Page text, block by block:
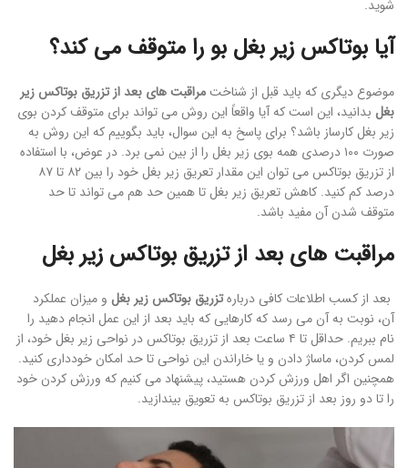
شوید.
آیا بوتاکس زیر بغل بو را متوقف می کند؟
موضوع دیگری که باید قبل از شناختمراقبت های بعد از تزریق بوتاکس زیر
بغل بدانید، این است که آیا واقعاً این روش می تواند برای متوقف کردن بوی
زیر بغل کارساز باشد؟ برای پاسخ به این سوال، باید بگوییم که این روش به
صورت ۱۰۰ درصدی همه بوی زیر بغل را از بین نمی برد. در عوض، با استفاده
از تزریق بوتاکس می توان این مقدار تعریق زیر بغل خود را بین ۸۲ تا ۸۷
درصد کم کنید. کاهش تعریق زیر بغل تا همین حد هم می تواند تا حد
متوقف شدن آن مفید باشد.
مراقبت های بعد از تزریق بوتاکس زیر بغل
بعد از کسب اطلاعات کافی دربارهتزریق بوتاکس زیر بغل و میزان عملکرد
آن، نوبت به آن می رسد که کارهایی که باید بعد از این عمل انجام دهید را
نام ببریم. حداقل تا ۴ ساعت بعد از تزریق بوتاکس در نواحی زیر بغل خود، از
لمس کردن، ماساژ دادن و یا خاراندن این نواحی تا حد امکان خودداری کنید.
همچنین اگر اهل ورزش کردن هستید، پیشنهاد می کنیم که ورزش کردن خود
را تا دو روز بعد از تزریق بوتاکس به تعویق بیندازید.